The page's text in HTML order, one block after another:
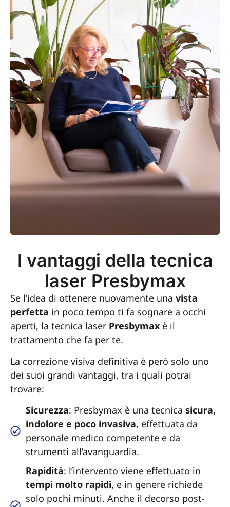
I vantaggi della tecnica
laser Presbymax
Se l’idea di ottenere nuovamente una vista
perfetta in poco tempo ti fa sognare a occhi
aperti, la tecnica laser Presbymax è il
trattamento che fa per te.
La correzione visiva definitiva è però solo uno
dei suoi grandi vantaggi, tra i quali potrai
trovare:
Sicurezza: Presbymax è una tecnica sicura,
indolore e poco invasiva, effettuata da
personale medico competente e da
strumenti all’avanguardia.
Rapidità: l’intervento viene effettuato in
tempi molto rapidi, e in genere richiede
solo pochi minuti. Anche il decorso post-